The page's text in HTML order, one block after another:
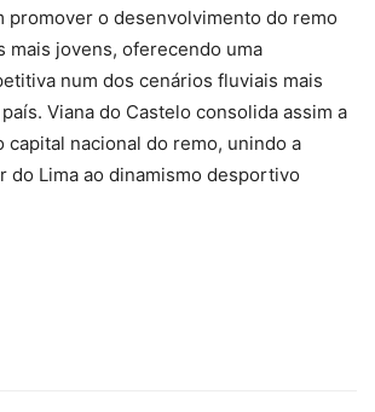
promover o desenvolvimento do remo
mais jovens, oferecendo uma
num dos cenários fluviais mais
Viana do Castelo consolida assim a
capital nacional do remo, unindo a
do Lima ao dinamismo desportivo